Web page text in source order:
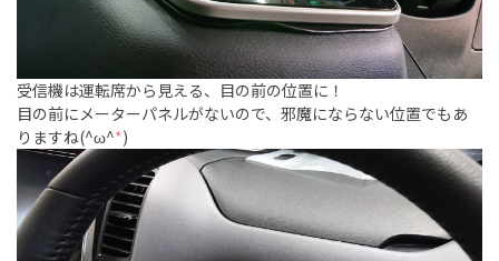
受信機は運転席から見える、目の前の位置に！
目の前にメーターパネルがないので、邪魔にならない位置でもあ
りますね(^ω^*)